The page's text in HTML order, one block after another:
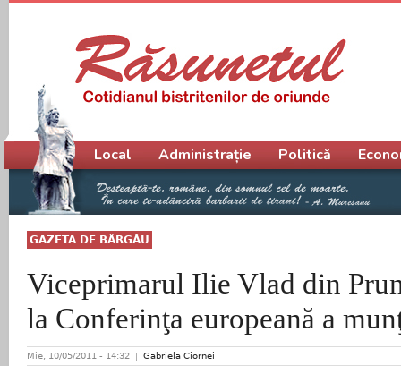
GAZETA DE BÂRGĂU
Viceprimarul Ilie Vlad din
la Conferinţa europeană a
Mie, 10/05/2011 - 14:32 Gabriela Ciornei
Meniu principal
Local Administrație Politică